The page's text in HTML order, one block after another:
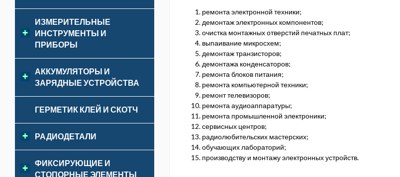
ИЗМЕРИТЕЛЬНЫЕ
ИНСТРУМЕНТЫ И
ПРИБОРЫ
АККУМУЛЯТОРЫ И
ЗАРЯДНЫЕ УСТРОЙСТВА
ГЕРМЕТИК КЛЕЙ И СКОТЧ
РАДИОДЕТАЛИ
ФИКСИРУЮЩИЕ И
СТОПОРНЫЕ ЭЛЕМЕНТЫ
ремонта электронной техники;
демонтаж электронных компонентов;
очистка монтажных отверстий печатных плат;
выпаивание микросхем;
демонтаж транзисторов;
демонтажа конденсаторов;
ремонта блоков питания;
ремонта компьютерной техники;
ремонт телевизоров;
ремонта аудиоаппаратуры;
ремонта промышленной электроники;
сервисных центров;
радиолюбительских мастерских;
обучающих лабораторий;
производству и монтажу электронных устройств.